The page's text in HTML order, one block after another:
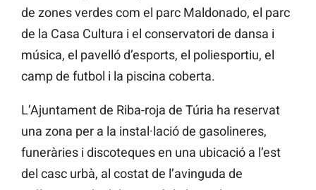
de zones verdes com el parc Maldonado, el parc
de la Casa Cultura i el conservatori de dansa i
música, el pavelló d’esports, el poliesportiu, el
camp de futbol i la piscina coberta.
L’Ajuntament de Riba-roja de Túria ha reservat
una zona per a la instal·lació de gasolineres,
funeràries i discoteques en una ubicació a l’est
del casc urbà, al costat de l’avinguda de